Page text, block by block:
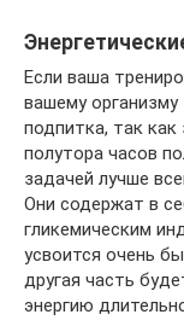
Если ваша
вашему организму
подпитка, так как
полутора часов
задачей лучше
Они содержат в
гликемическим
усвоится очень
другая часть
энергию